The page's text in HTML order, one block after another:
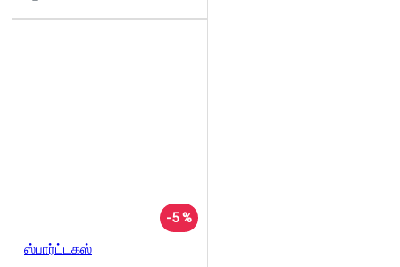
-5 %
ஸ்பார்ட்டகஸ்